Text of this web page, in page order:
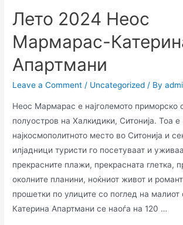
Лето 2024 Неос
Мармарас-
Апартмани
Leave a Comment / Uncategorized / By
Неос Мармарас е најголемото приморско
полуостров на Халкидики, Ситонија. Тоа е
најкосмополитното место во Ситонија и
илјадници туристи го посетуваат и
прекрасните плажи, прекрасната глетка,
околните планини, ноќниот живот и
прошетки по улиците со поглед на малиот
Катерина Апартмани се наоѓа на 120 …